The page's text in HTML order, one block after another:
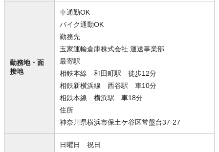
勤務地・面
接地
車通勤OK
バイク通勤OK
勤務先
玉家運輸倉庫株式会社 運送事業部
最寄駅
相鉄本線 和田町駅 徒歩12分
相鉄新横浜線 西谷駅 車10分
相鉄本線 横浜駅 車18分
住所
神奈川県横浜市保土ケ谷区常盤台37-27
日曜日 祝日